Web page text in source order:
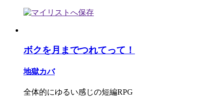
ボクを月までつれてって！
地獄カバ
全体的にゆるい感じの短編RPG